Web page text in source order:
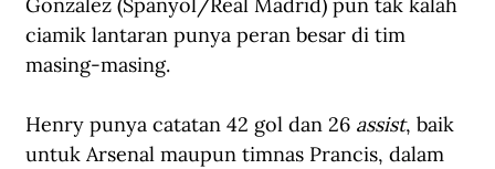
González (Spanyol/Real Madrid) pun tak kalah
ciamik lantaran punya peran besar di tim
masing-masing.
Henry punya catatan 42 gol dan 26 assist, baik
untuk Arsenal maupun timnas Prancis, dalam